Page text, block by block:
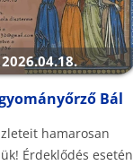
2026.04.18.
Bál
hamarosan
Érdeklődés esetén